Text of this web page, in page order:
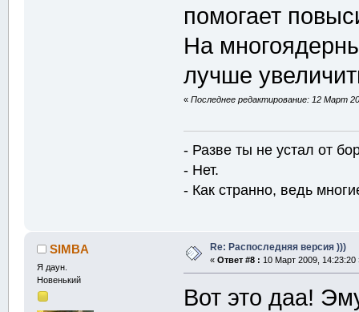
помогает
На
лучше
«Последнее редактирование: 12 Март
- Разве ты не устал от
- Нет.
- Как странно, ведь
SIMBA
Я даун.
Новенький
Re: Распоследняя версия )))
« Ответ #8 : 10 Март 2009, 14:23:20
Вот это даа!